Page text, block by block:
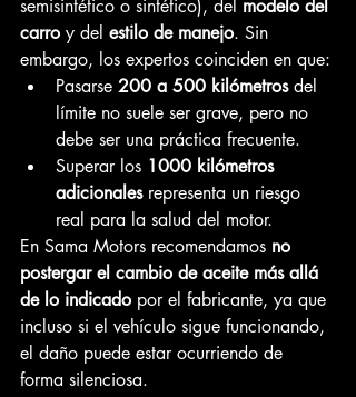
semisintético o sintético), del modelo del
carro y del estilo de manejo. Sin
embargo, los expertos coinciden en que:
Pasarse 200 a 500 kilómetros del
límite no suele ser grave, pero no
debe ser una práctica frecuente.
Superar los 1000 kilómetros
adicionales representa un riesgo
real para la salud del motor.
En Sama Motors recomendamos no
postergar el cambio de aceite más allá
de lo indicado por el fabricante, ya que
incluso si el vehículo sigue funcionando,
el daño puede estar ocurriendo de
forma silenciosa.